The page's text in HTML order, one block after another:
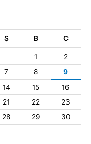
S B C
1
2
7 8
9
14 15
16
21 22
23
28 29
30